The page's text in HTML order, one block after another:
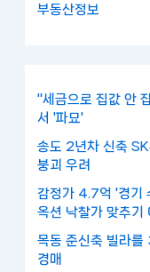
부동산정보
"세금으로 집값 안
서 '파묘'
송도 2년차 신축
붕괴 우려
감정가 4.7억 '경기
옥션 낙찰가 맞추기
목동 준신축 빌라
경매